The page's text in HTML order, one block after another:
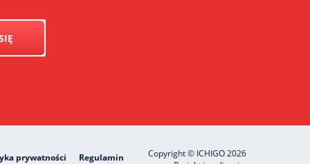
prywatności Regulamin
Copyright © ICHIGO 2026